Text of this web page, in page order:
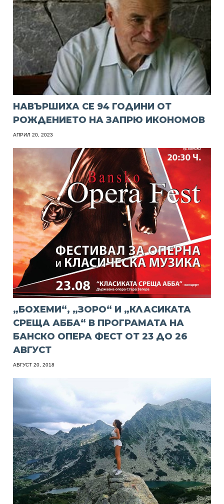
НАВЪРШИХА СЕ 94 ГОДИНИ ОТ
РОЖДЕНИЕТО НА ЗАПРЮ ИКОНОМОВ
АПРИЛ 20, 2023
„БОХЕМИ“, „ЗОРО“ И „КЛАСИКАТА
СРЕЩА АББА“ В ПРОГРАМАТА НА
БАНСКО ОПЕРА ФЕСТ ОТ 23 ДО 26
АВГУСТ
АВГУСТ 20, 2018